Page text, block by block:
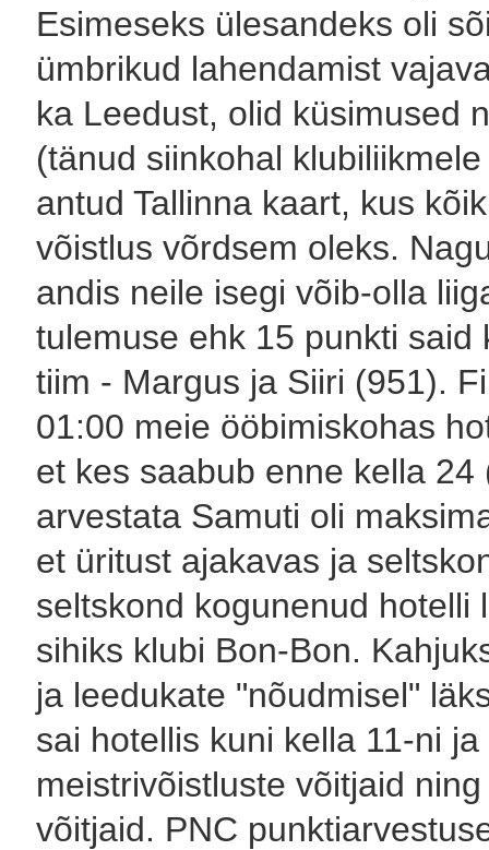
Esimeseks ülesandeks oli
ümbrikud lahendamist
ka Leedust, olid küsimused
(tänud siinkohal
antud Tallinna kaart, kus
võistlus võrdsem oleks.
andis neile isegi võib-olla
tulemuse ehk 15 punkti
tiim - Margus ja Siiri (951).
01:00 meie ööbimiskohas
et kes saabub enne kella
arvestata Samuti oli
et üritust ajakavas ja
seltskond kogunenud hotelli
sihiks klubi Bon-Bon.
ja leedukate "nõudmisel"
sai hotellis kuni kella 11-ni
meistrivõistluste võitjaid
võitjaid. PNC